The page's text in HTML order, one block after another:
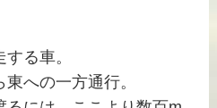
る車。
への一方通行。